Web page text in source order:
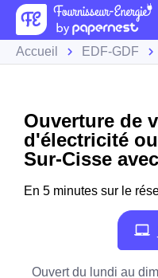
Accueil EDF-GDF